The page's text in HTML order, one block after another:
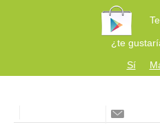
¿te
Sí